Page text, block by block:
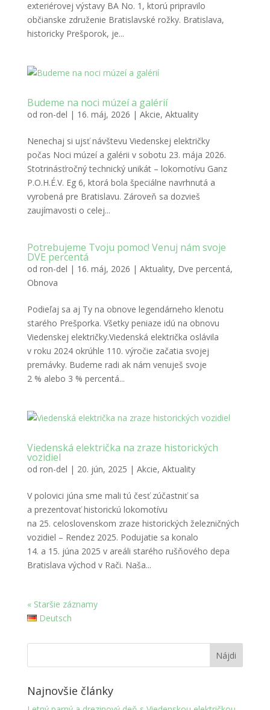
exteriérovej výstavy BA No. 1, ktorú pripravilo
občianske združenie Bratislavské rožky. Bratislava,
historicky Prešporok, je...
Budeme na noci múzeí a galérií
od ron-del | 16. máj, 2026 | Akcie, Aktuality
Nenechaj si ujsť návštevu Viedenskej električky
počas Noci múzeí a galérii v sobotu 23. mája 2026.
Stotrinásťročný technický unikát – lokomotívu Ganz
P.O.H.É.V. Eg 6, ktorá bola špeciálne navrhnutá a
vyrobená pre Bratislavu. Zároveň sa dozvieš
zaujímavosti o celej...
Potrebujeme Tvoju pomoc! Venuj nám svoje
DVE percentá
od ron-del | 16. máj, 2026 | Aktuality, Dve percentá,
Obnova
Podieľaj sa aj Ty na obnove legendárneho klenotu
starého Prešporka. Všetky peniaze idú na obnovu
Viedenskej električky.Viedenská električka oslávila
v roku 2024 okrúhle 110. výročie začatia svojej
premávky. Budeme radi ak nám venuješ svoje
2 % alebo 3 % percentá...
Viedenská električka na zraze historických
vozidiel
od ron-del | 20. jún, 2025 | Akcie, Aktuality
V polovici júna sme mali tú česť zúčastniť sa
a prezentovať historickú lokomotívu
na 25. celoslovenskom zraze historických železničných
vozidiel – Rendez 2025. Podujatie sa konalo
14. a 15. júna 2025 v areáli starého rušňového depa
Bratislava východ v Rači. Naša...
« Staršie záznamy
Deutsch
Najnovšie články